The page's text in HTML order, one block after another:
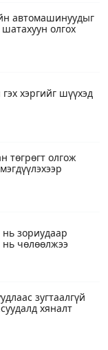
автомашинуудыг
олгох
хэргийг шүүхэд
төгрөгт олгож
нь зориудаар
чөлөөлжээ
зугтаалгүй
хяналт